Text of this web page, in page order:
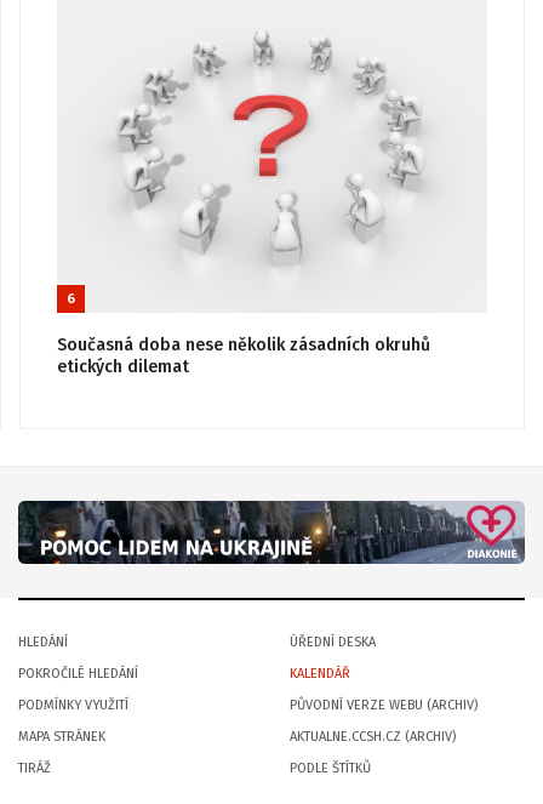
6
Současná doba nese několik zásadních okruhů
etických dilemat
HLEDÁNÍ
POKROČILÉ HLEDÁNÍ
PODMÍNKY VYUŽITÍ
MAPA STRÁNEK
TIRÁŽ
ÚŘEDNÍ DESKA
KALENDÁŘ
PŮVODNÍ VERZE WEBU (ARCHIV)
AKTUALNE.CCSH.CZ (ARCHIV)
PODLE ŠTÍTKŮ